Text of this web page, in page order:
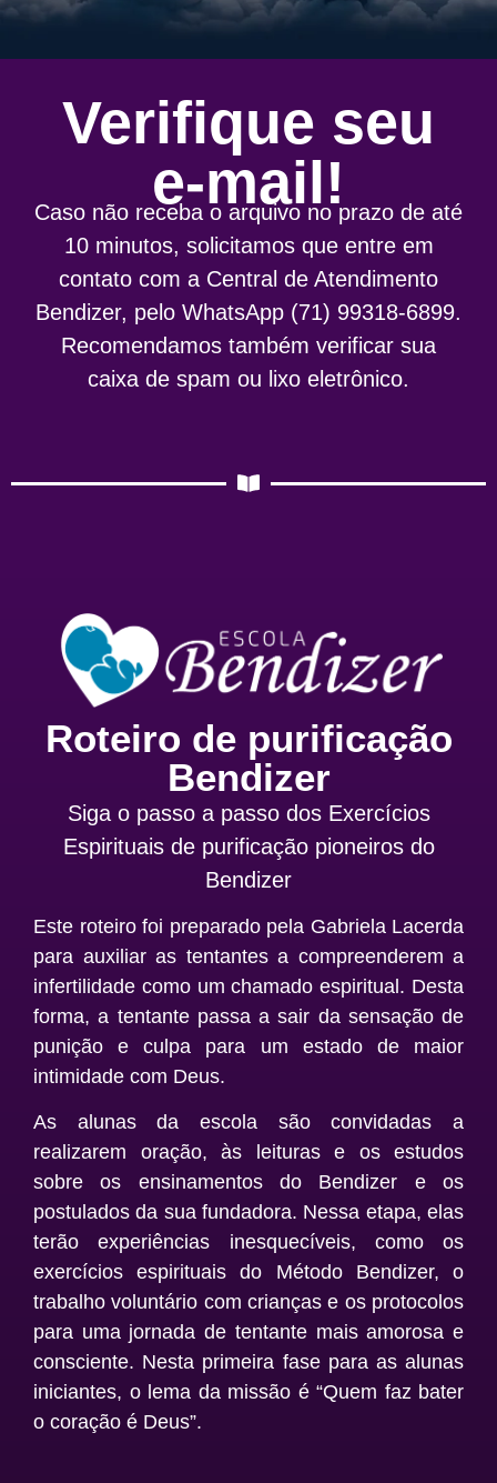
Verifique seu
e-mail!
Caso não receba o arquivo no prazo de até
10 minutos, solicitamos que entre em
contato com a Central de Atendimento
Bendizer, pelo WhatsApp (71) 99318-6899.
Recomendamos também verificar sua
caixa de spam ou lixo eletrônico.
Roteiro de purificação
Bendizer
Siga o passo a passo dos Exercícios
Espirituais de purificação pioneiros do
Bendizer
Este roteiro foi preparado pela Gabriela Lacerda
para auxiliar as tentantes a compreenderem a
infertilidade como um chamado espiritual. Desta
forma, a tentante passa a sair da sensação de
punição e culpa para um estado de maior
intimidade com Deus.
As alunas da escola são convidadas a
realizarem oração, às leituras e os estudos
sobre os ensinamentos do Bendizer e os
postulados da sua fundadora. Nessa etapa, elas
terão experiências inesquecíveis, como os
exercícios espirituais do Método Bendizer, o
trabalho voluntário com crianças e os protocolos
para uma jornada de tentante mais amorosa e
consciente. Nesta primeira fase para as alunas
iniciantes, o lema da missão é “Quem faz bater
o coração é Deus”.